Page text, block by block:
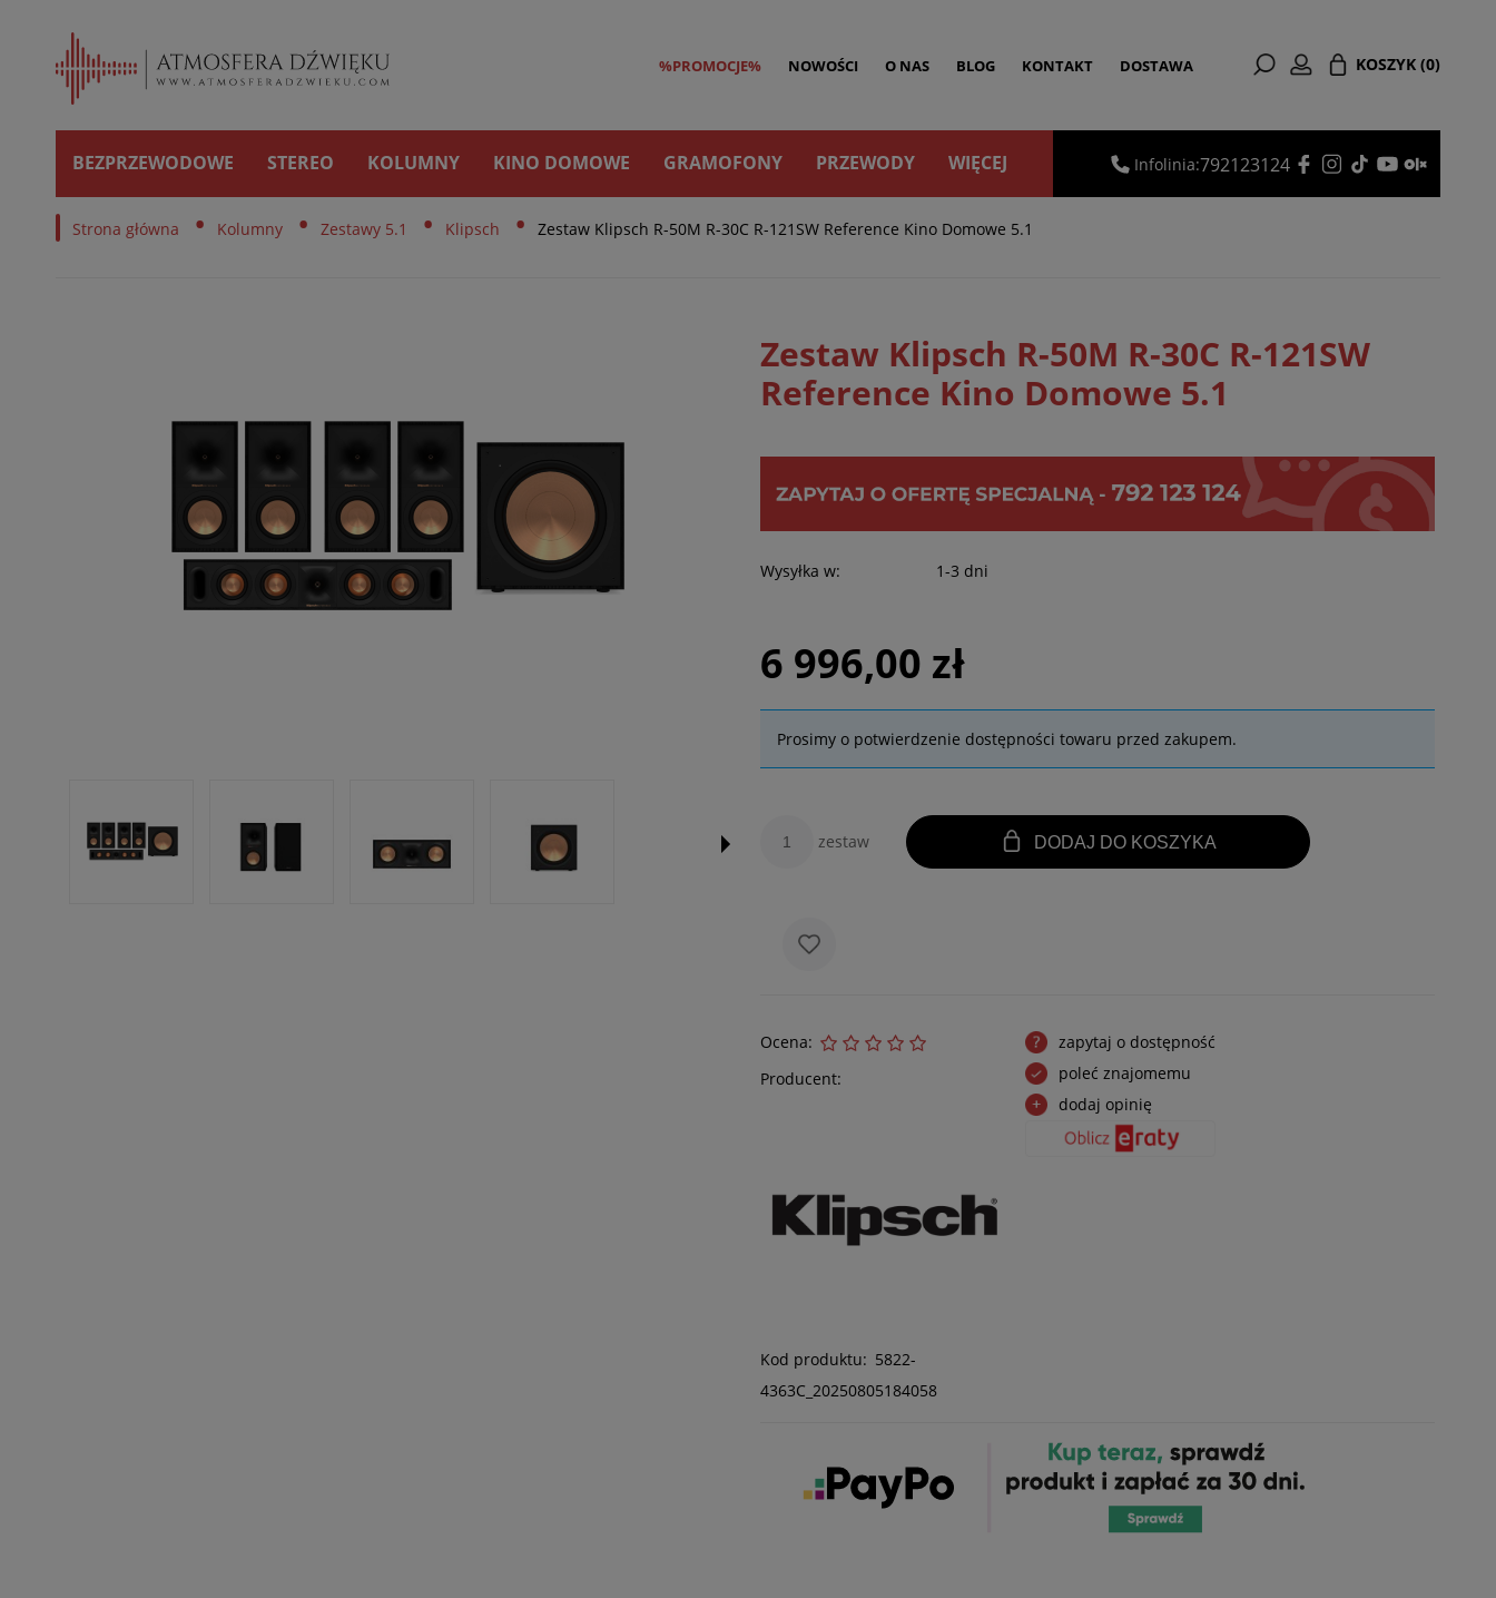
KOSZYK (0)
%PROMOCJE% NOWOŚCI O NAS BLOG KONTAKT DOSTAWA
BEZPRZEWODOWE STEREO KOLUMNY KINO DOMOWE GRAMOFONY PRZEWODY WIĘCEJ Infolinia:792123124
Strona główna • Kolumny • Zestawy 5.1 • Klipsch • Zestaw Klipsch R-50M R-30C R-121SW Reference Kino Domowe 5.1
Zestaw Klipsch R-50M R-30C R-121SW
Reference Kino Domowe 5.1
Wysyłka w: 1-3 dni
6 996,00 zł
Prosimy o potwierdzenie dostępności towaru przed zakupem.
zestaw DODAJ DO KOSZYKA
Ocena:
Producent:
Kod produktu: 5822-
4363C_20250805184058
zapytaj o dostępność
poleć znajomemu
dodaj opinię